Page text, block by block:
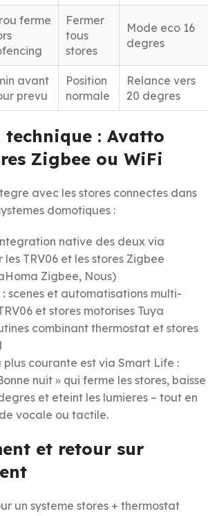
ferme
Fermer
tous
stores
Mode eco 16
degres
avant
prevu
Position
normale
Relance vers
20 degres
: Avatto
Zigbee ou WiFi
avec les stores connectes dans
domotiques :
native des deux via
TRV06 et les stores Zigbee
Zigbee, Nous)
scenes et automatisations multi-
et stores motorises Tuya
combinant thermostat et stores
courante est via Smart Life :
nuit » qui ferme les stores, baisse
et eteint les lumieres – tout en
vocale ou tactile.
et retour sur
un systeme stores + thermostat